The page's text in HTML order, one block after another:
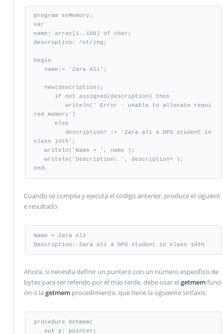
program exMemory;
var
name: array[1..100] of char;
description: ^string;
begin
red memory')
class 10th';
end.
Cuando se compila y ejecuta el código anterior, produce el siguient
e resultado:
Name = Zara Ali
Description: Zara ali a DPS student in class 10th
Ahora, si necesita definir un puntero con un número específico de
bytes para ser referido por él más tarde, debe usar el getmemfunci
ón o la getmemprocedimiento, que tiene la siguiente sintaxis:
procedure Getmem(